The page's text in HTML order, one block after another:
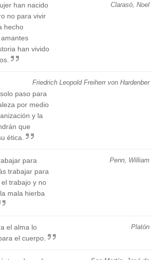
Clarasó, Noel
han nacido
no para vivir
hecho
han vivido
Friedrich Leopold Freiherr von Hardenber
paso para
por medio
y la
que
ética.
Penn, William
para
trabajar para
trabajo y no
mala hierba
Platón
el alma lo
el cuerpo.